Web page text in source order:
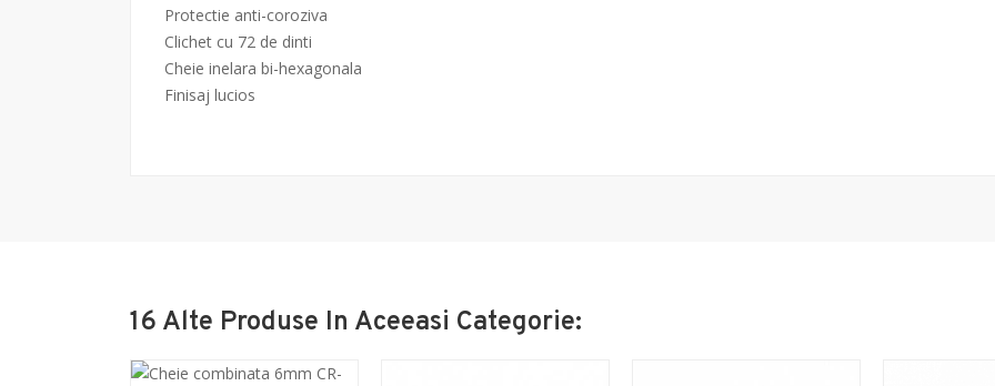
Protectie anti-coroziva
Clichet cu 72 de dinti
Cheie inelara bi-hexagonala
Finisaj lucios
16 Alte Produse In Aceeasi Categorie: